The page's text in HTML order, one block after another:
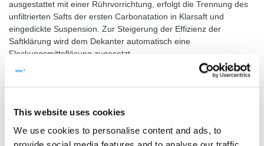
This website uses cookies
We use cookies to personalise content and ads, to
ausgestattet mit einer Rührvorrichtung, erfolgt die Trennung des
unfiltrierten Safts der ersten Carbonatation in Klarsaft und
eingedickte Suspension. Zur Steigerung der Effizienz der
Saftklärung wird dem Dekanter automatisch eine
Flockungsmittellösung zugesetzt.
Apparat mit konischem Boden, der mit einem Zentralrohr zur
mehrfachen Durchmischung des Safts und mit Richter-Rohren zur
bestmöglichen Verteilung des Carbonatationsgases ausgestattet